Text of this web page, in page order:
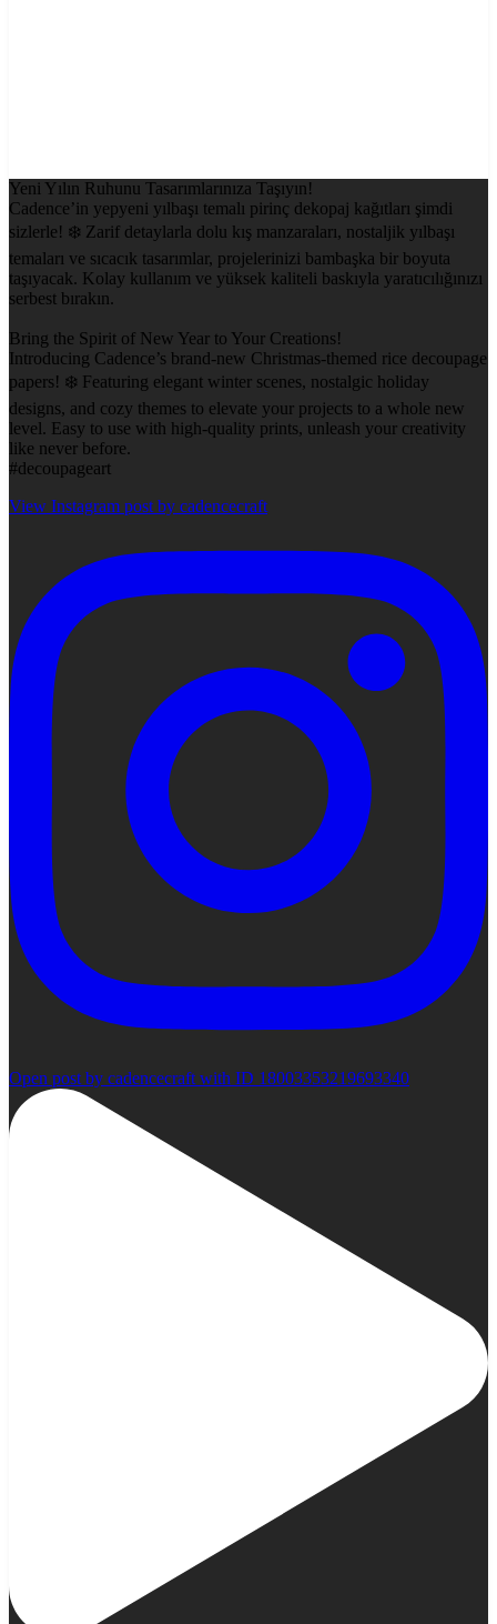
Yeni Yılın Ruhunu Tasarımlarınıza Taşıyın!
Cadence’in yepyeni yılbaşı temalı pirinç dekopaj kağıtları şimdi
sizlerle! ❄️ Zarif detaylarla dolu kış manzaraları, nostaljik yılbaşı
temaları ve sıcacık tasarımlar, projelerinizi bambaşka bir boyuta
taşıyacak. Kolay kullanım ve yüksek kaliteli baskıyla yaratıcılığınızı
serbest bırakın.
Bring the Spirit of New Year to Your Creations!
Introducing Cadence’s brand-new Christmas-themed rice decoupage
papers! ❄️ Featuring elegant winter scenes, nostalgic holiday
designs, and cozy themes to elevate your projects to a whole new
level. Easy to use with high-quality prints, unleash your creativity
like never before.
#decoupageart
View Instagram post by cadencecraft
Open post by cadencecraft with ID 18003353219693340